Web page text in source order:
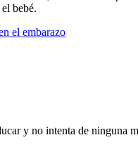
bebé.
el embarazo
y no intenta de ninguna